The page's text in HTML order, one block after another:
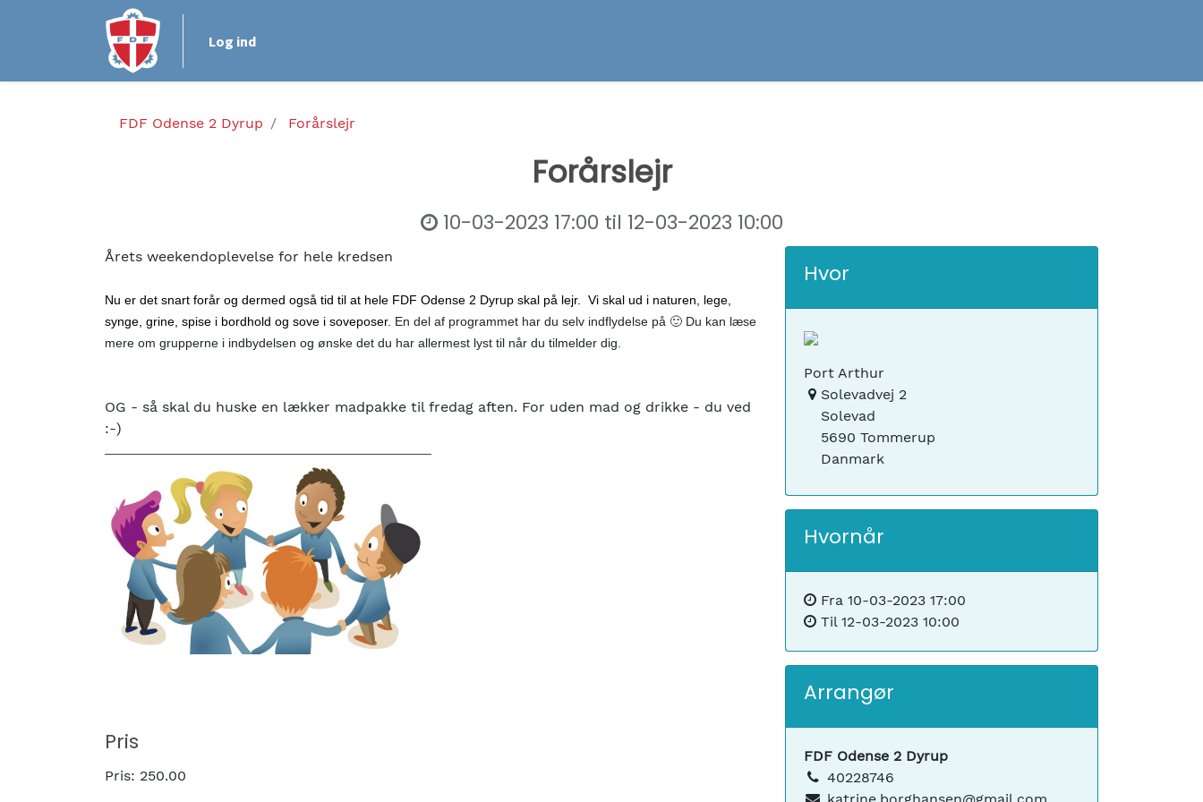
Log ind
FDF Odense 2 Dyrup Forårslejr
Forårslejr
10-03-2023 17:00 til 12-03-2023 10:00
Årets weekendoplevelse for hele kredsen
Nu er det snart forår og dermed også tid til at hele FDF Odense 2 Dyrup skal på lejr.  Vi skal ud i naturen, lege,
synge, grine, spise i bordhold og sove i soveposer. En del af programmet har du selv indflydelse på 🙂 Du kan læse
mere om grupperne i indbydelsen og ønske det du har allermest lyst til når du tilmelder dig.
OG - så skal du huske en lækker madpakke til fredag aften. For uden mad og drikke - du ved
:-)
Pris
Pris: 250.00
Hvor
Port Arthur
Solevadvej 2
Solevad
5690 Tommerup
Danmark
Hvornår
Fra 10-03-2023 17:00
Til 12-03-2023 10:00
Arrangør
FDF Odense 2 Dyrup
40228746